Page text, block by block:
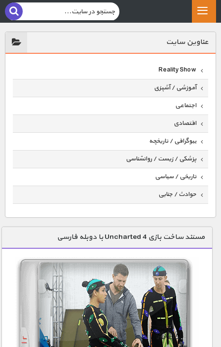
عناوين سايت
Reality Show
آموزشی / آشپزی
اجتماعی
اقتصادی
بیوگرافی / تاریخچه
پزشکی / زیست / روانشناسی
تاریخی / سیاسی
حوادث / جنایی
دنیای خوراکی ها
زمین شناسی / محیط زیست
سازه/ معماری/ مهندسی
سرگرمی
شناخت کودکان
طبیعت
علم و فناوری
مستند ساخت بازی Uncharted 4 با دوبله فارسی